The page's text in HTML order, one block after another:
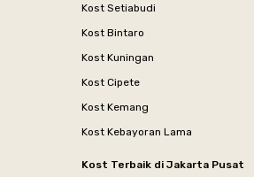
Kost Setiabudi
Kost Bintaro
Kost Kuningan
Kost Cipete
Kost Kemang
Kost Kebayoran Lama
Kost Terbaik di Jakarta Pusat